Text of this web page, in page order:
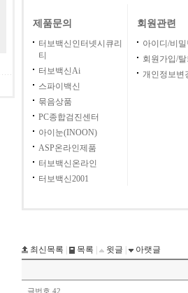
제품문의
터보백신인터넷시큐리
티
터보백신Ai
스파이백신
묶음상품
PC종합검진센터
아이눈(INOON)
ASP온라인제품
터보백신온라인
터보백신2001
회원관련
아이디/비
회원가입/
개인정보변
최신목록 목록 윗글 아랫글
글번호 42